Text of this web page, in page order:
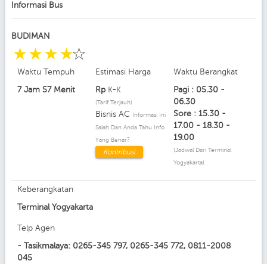
Informasi Bus
BUDIMAN
☆
☆
☆
☆
☆
Waktu Tempuh
7 Jam 57 Menit
Estimasi Harga
Rp K- K
(Tarif Terjauh)
Bisnis AC Informasi Ini
Salah Dan Anda Tahu Info
Yang Benar?
Kontribusi
Waktu Berangkat
Pagi : 05.30 -
06.30
Sore : 15.30 -
17.00 - 18.30 -
19.00
(Jadwal Dari Terminal
Yogyakarta)
Keberangkatan
Terminal Yogyakarta
Telp Agen
- Tasikmalaya: 0265-345 797, 0265-345 772, 0811-2008
045